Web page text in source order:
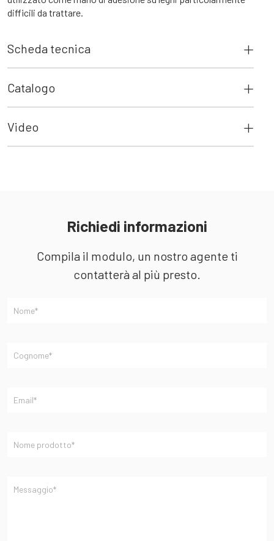
difficili da trattare.
Scheda tecnica
Catalogo
Video
Richiedi informazioni
Compila il modulo, un nostro agente ti
contatterà al più presto.